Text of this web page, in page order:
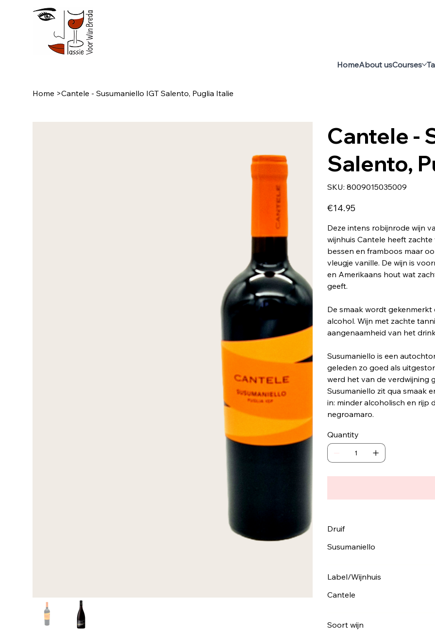
HomeAbout usCourses
Home >Cantele - Susumaniello IGT Salento, Puglia Italie
Cantele -
Salento,
SKU: 8009015035009
8009015035009
€14.95
Deze intens robijnrode wijn
wijnhuis Cantele heeft
bessen en framboos maar
vleugje vanille. De wijn is
en Amerikaans hout wat
geeft.
De smaak wordt
alcohol. Wijn met zachte
aangenaamheid van het
Susumaniello is een
geleden zo goed als
werd het van de verdwijning
Susumaniello zit qua smaak
in: minder alcoholisch en rijp
negroamaro.
Quantity
Druif
Susumaniello
Label/Wijnhuis
Cantele
Soort wijn